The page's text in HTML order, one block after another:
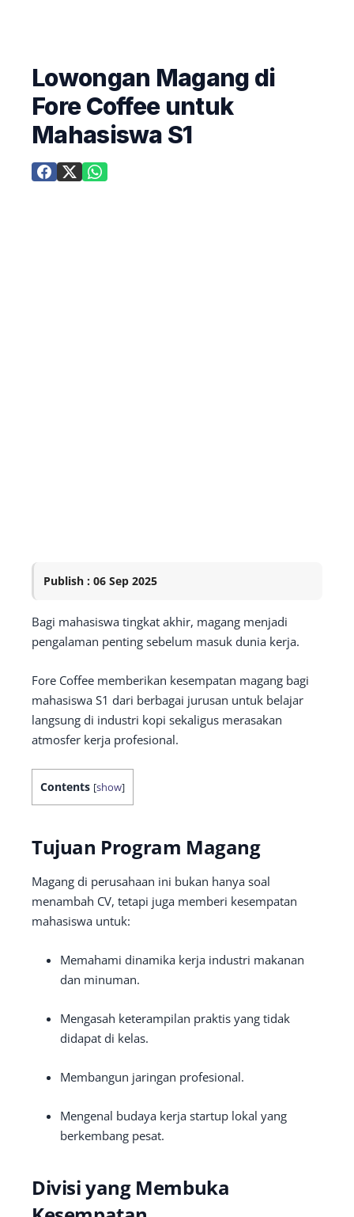
Lowongan Magang di
Fore Coffee untuk
Mahasiswa S1
Publish : 06 Sep 2025
Bagi mahasiswa tingkat akhir, magang menjadi
pengalaman penting sebelum masuk dunia kerja.
Fore Coffee memberikan kesempatan magang bagi
mahasiswa S1 dari berbagai jurusan untuk belajar
langsung di industri kopi sekaligus merasakan
atmosfer kerja profesional.
Contents [show]
Tujuan Program Magang
Magang di perusahaan ini bukan hanya soal
menambah CV, tetapi juga memberi kesempatan
mahasiswa untuk:
Memahami dinamika kerja industri makanan
dan minuman.
Mengasah keterampilan praktis yang tidak
didapat di kelas.
Membangun jaringan profesional.
Mengenal budaya kerja startup lokal yang
berkembang pesat.
Divisi yang Membuka